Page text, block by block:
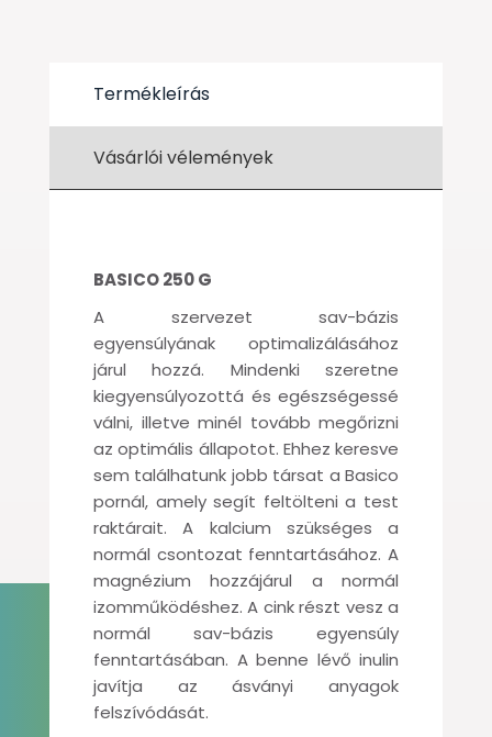
Termékleírás
Vásárlói vélemények
BASICO 250 G
A szervezet sav-bázis
egyensúlyának optimalizálásához
járul hozzá. Mindenki szeretne
kiegyensúlyozottá és egészségessé
válni, illetve minél tovább megőrizni
az optimális állapotot. Ehhez keresve
sem találhatunk jobb társat a Basico
pornál, amely segít feltölteni a test
raktárait. A kalcium szükséges a
normál csontozat fenntartásához. A
magnézium hozzájárul a normál
izomműködéshez. A cink részt vesz a
normál sav-bázis egyensúly
fenntartásában. A benne lévő inulin
javítja az ásványi anyagok
felszívódását.